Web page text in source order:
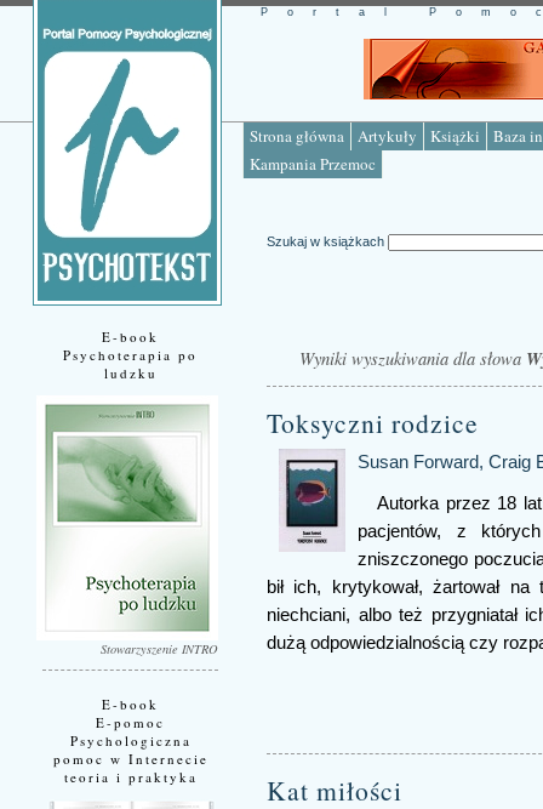
Strona główna Artykuły Książki
Baza
Kampania Przemoc
Portal
E-book
Psychoterapia po
ludzku
Stowarzyszenie INTRO
E-book
E-pomoc
Psychologiczna
pomoc w Internecie
teoria i praktyka
Szukaj w książkach
Wyniki wyszukiwania dla słowa
Toksyczni rodzice
Susan Forward, Craig
Autorka przez 18
pacjentów, z
zniszczonego
bił ich, krytykował, żartował
niechciani, albo też przygniatał
dużą odpowiedzialnością czy
Kat miłości